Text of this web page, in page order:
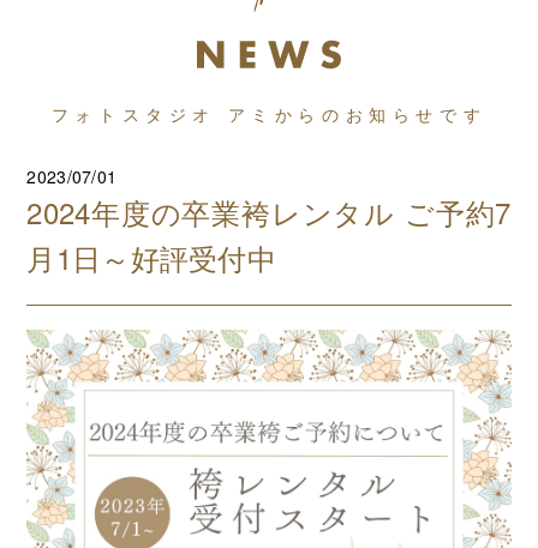
フォトスタジオ アミからのお知らせです
2023/07/01
2024年度の卒業袴レンタル ご予約7
月1日～好評受付中